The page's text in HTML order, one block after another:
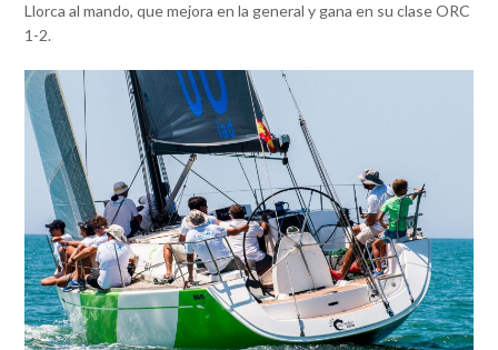
Llorca al mando, que mejora en la general y gana en su clase ORC
1-2.